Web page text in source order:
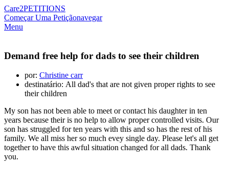
Care2PETITIONS
Começar Uma Petiçãonavegar
Menu
Demand free help for dads to see their children
por: Christine carr
destinatário: All dad's that are not given proper rights to see
their children
My son has not been able to meet or contact his daughter in ten
years because their is no help to allow proper controlled visits. Our
son has struggled for ten years with this and so has the rest of his
family. We all miss her so much evey single day. Please let's all get
together to have this awful situation changed for all dads. Thank
you.